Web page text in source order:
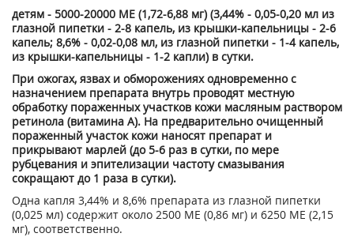
детям - 5000-20000 ME (1,72-6,88 мг) (3,44% - 0,05-0,20 мл из
глазной пипетки - 2-8 капель, из крышки-капельни­цы - 2-6
капель; 8,6% - 0,02-0,08 мл, из глазной пипетки - 1-4 капель,
из крышки-капельницы - 1-2 капли) в сутки.
При ожогах, язвах и обморожениях одновременно с
назначением препарата внутрь проводят местную
обработку пораженных участков кожи масляным раствором
ретинола (витамина А). На предварительно очищенный
пораженный участок кожи наносят препарат и
прикрывают марлей (до 5-6 раз в сутки, по мере
рубцевания и эпителизации частоту смазывания
сокращают до 1 раза в сутки).
Одна капля 3,44% и 8,6% препарата из глазной пипетки
(0,025 мл) содержит около 2500 ME (0,86 мг) и 6250 ME (2,15
мг), соответственно.